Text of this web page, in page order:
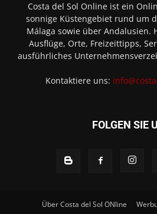
Costa del Sol Online ist ein
sonnige Küstengebiet rund um
Málaga sowie über Andalusien.
Ausflüge, Orte, Freizeittipps,
ausführliches
Kontaktiere uns:
FOLGEN SIE
Über Costa del Sol ONline